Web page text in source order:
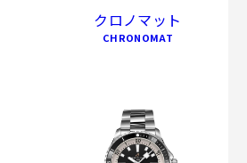
クロノマット
CHRONOMAT